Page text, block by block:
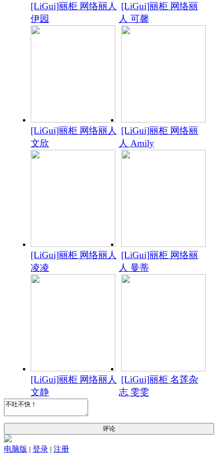
[LiGui]丽柜 网络丽人
伊园
[LiGui]丽柜 网络丽
人 可馨
[LiGui]丽柜 网络丽人
文欣
[LiGui]丽柜 网络丽
人 Amily
[LiGui]丽柜 网络丽人
凌凌
[LiGui]丽柜 网络丽
人 曼蒂
[LiGui]丽柜 网络丽人
文静
[LiGui]丽柜 名莲杂
志 雯雯
评论
电脑版 | 登录 | 注册